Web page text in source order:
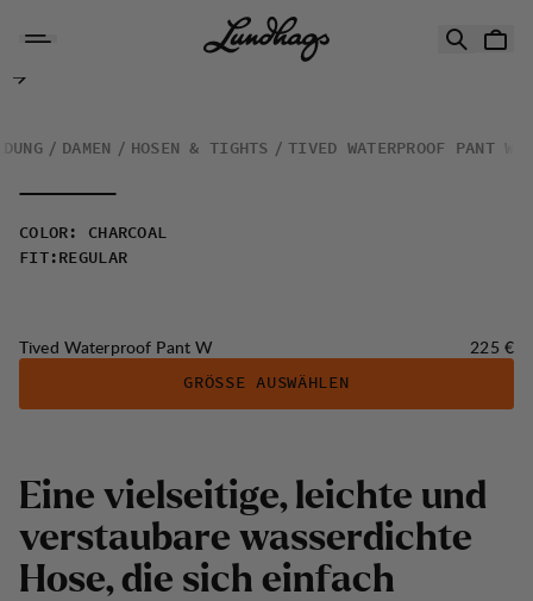
Tived Waterproof Pant W
DAMEN HOSEN & TIGHTS TIVED WATERPROOF PANT W
COLOR : CHARCOAL
FIT: REGULAR
Tived Waterproof Pant W Preis:
225 €
GRÖSSE AUSWÄHLEN
Eine vielseitige, leichte und
verstaubare wasserdichte
Hose, die sich einfach